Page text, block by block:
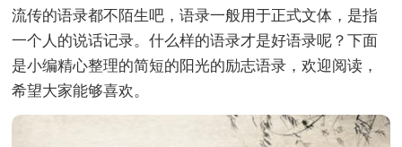
流传的语录都不陌生吧，语录一般用于正式文体，是指
一个人的说话记录。什么样的语录才是好语录呢？下面
是小编精心整理的简短的阳光的励志语录，欢迎阅读，
希望大家能够喜欢。